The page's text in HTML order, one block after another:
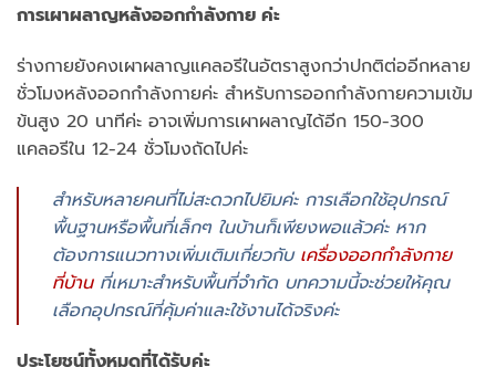
การเผาผลาญหลังออกกำลังกาย ค่ะ
ร่างกายยังคงเผาผลาญแคลอรีในอัตราสูงกว่าปกติต่ออีกหลาย
ชั่วโมงหลังออกกำลังกายค่ะ สำหรับการออกกำลังกายความเข้ม
ข้นสูง 20 นาทีค่ะ อาจเพิ่มการเผาผลาญได้อีก 150-300
แคลอรีใน 12-24 ชั่วโมงถัดไปค่ะ
สำหรับหลายคนที่ไม่สะดวกไปยิมค่ะ การเลือกใช้อุปกรณ์
พื้นฐานหรือพื้นที่เล็กๆ ในบ้านก็เพียงพอแล้วค่ะ หาก
ต้องการแนวทางเพิ่มเติมเกี่ยวกับ เครื่องออกกำลังกาย
ที่บ้านที่เหมาะสำหรับพื้นที่จำกัด บทความนี้จะช่วยให้คุณ
เลือกอุปกรณ์ที่คุ้มค่าและใช้งานได้จริงค่ะ
ประโยชน์ทั้งหมดที่ได้รับค่ะ